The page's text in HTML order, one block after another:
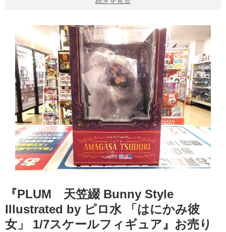
『PLUM 天笠綴 ​Bunny ​Style ​
Illustrated ​by ​ピロ水 ​「はにかみ彼
女」 ​1/7スケールフィギュア』お売り